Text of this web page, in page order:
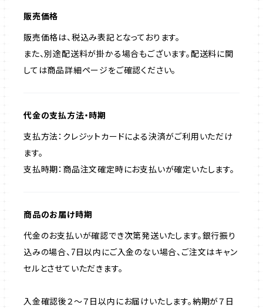
販売価格
販売価格は、税込み表記となっております。
また、別途配送料が掛かる場合もございます。配送料に関
しては商品詳細ページをご確認ください。
代金の支払方法・時期
支払方法：クレジットカードによる決済がご利用いただけ
ます。
支払時期：商品注文確定時にお支払いが確定いたします。
商品のお届け時期
代金のお支払いが確認でき次第発送いたします。銀行振り
込みの場合、7日以内にご入金のない場合、ご注文はキャン
セルとさせていただきます。
入金確認後２～７日以内にお届けいたします。納期が７日